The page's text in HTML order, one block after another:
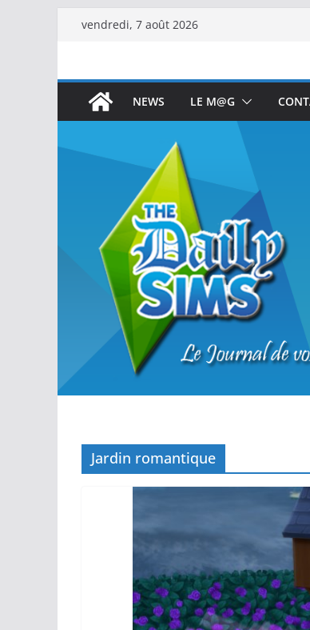
vendredi, 7 août 2026
NEWS LE M@G
Jardin romantique